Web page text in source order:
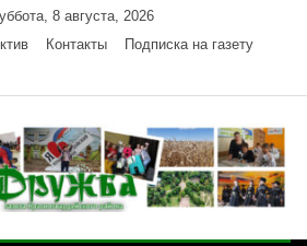
8 августа, 2026
Контакты Подписка на газету